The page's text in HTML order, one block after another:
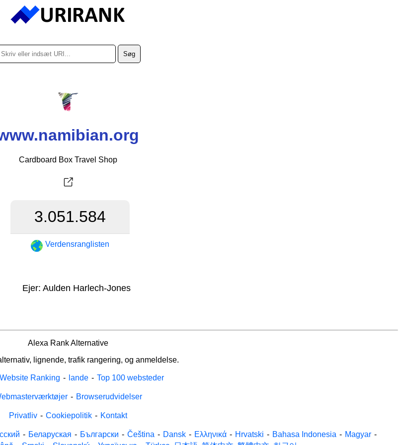
Cardboard Box Travel Shop
3.051.584
Verdensranglisten
Ejer: Aulden Harlech-Jones
Alexa Rank Alternative
lignende, trafik rangering, og anmeldelse.
Website Ranking - lande - Top 100 websteder
- Browserudvidelser
Privatliv - Cookiepolitik - Kontakt
- Беларуская - Български - Čeština - Dansk - Ελληνικά - Hrvatski - Bahasa Indonesia - Magyar -